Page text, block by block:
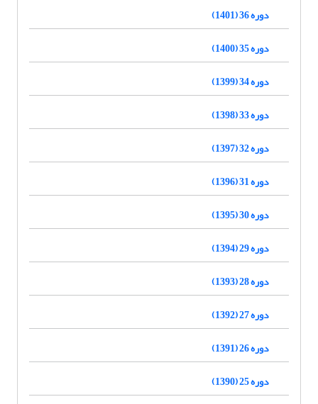
دوره 36 (1401)
دوره 35 (1400)
دوره 34 (1399)
دوره 33 (1398)
دوره 32 (1397)
دوره 31 (1396)
دوره 30 (1395)
دوره 29 (1394)
دوره 28 (1393)
دوره 27 (1392)
دوره 26 (1391)
دوره 25 (1390)